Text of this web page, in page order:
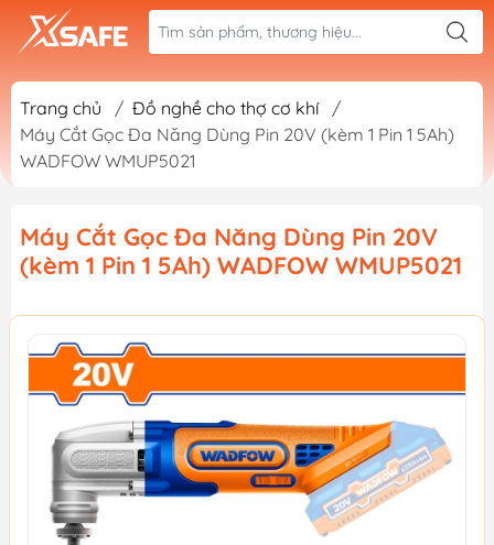
Trang chủ / Đồ nghề cho thợ cơ khí
/
Máy Cắt Gọc Đa Năng Dùng Pin 20V (kèm 1 Pin 1 5Ah)
WADFOW WMUP5021
Máy Cắt Gọc Đa Năng Dùng Pin 20V
(kèm 1 Pin 1 5Ah) WADFOW WMUP5021